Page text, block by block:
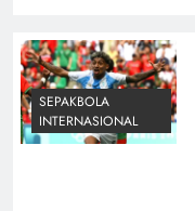
SEPAKBOLA
INTERNASIONAL